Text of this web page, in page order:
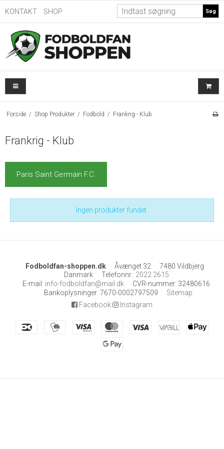
KONTAKT SHOP Søg
Forside / Shop Produkter / Fodbold / Frankrig - Klub
Frankrig - Klub
Paris Saint Germain F.C.
Ingen produkter fundet.
Fodboldfan-shoppen.dk Åvænget 32
7480 Vildbjerg
Danmark
Telefonnr.: 2022 2615
E-mail : info-fodboldfan@mail.dk CVR-nummer: 32480616
Bankoplysninger: 7670-0002797509
Sitemap
Facebook
Instagram